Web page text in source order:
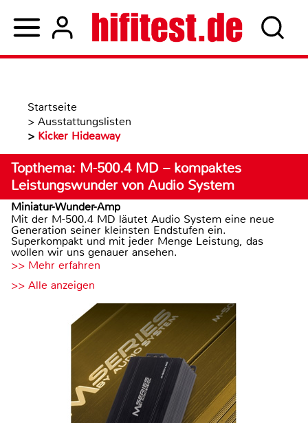
Startseite
> Ausstattungslisten
> Kicker Hideaway
Topthema: M-500.4 MD – kompaktes
Leistungswunder von Audio System
Miniatur-Wunder-Amp
Mit der M-500.4 MD läutet Audio System eine neue
Generation seiner kleinsten Endstufen ein.
Superkompakt und mit jeder Menge Leistung, das
wollen wir uns genauer ansehen.
>> Mehr erfahren
>> Alle anzeigen